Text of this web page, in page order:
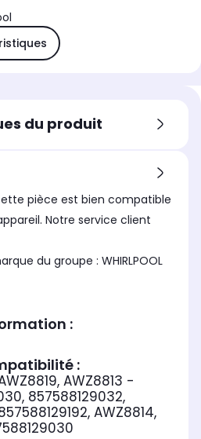
du produit
pièce est bien compatible
Notre service client
groupe : WHIRLPOOL
:
:
AWZ8813 -
857588129032,
AWZ8814,